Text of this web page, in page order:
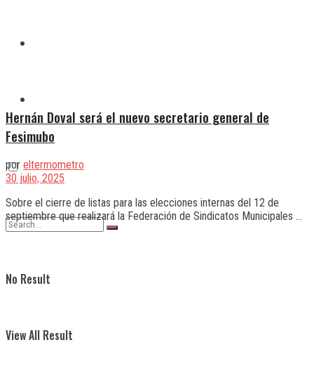
No Result
View All Result
Hernán Doval será el nuevo secretario general de
Fesimubo
por eltermometro
30 julio, 2025
Sobre el cierre de listas para las elecciones internas del 12 de
septiembre que realizará la Federación de Sindicatos Municipales ...